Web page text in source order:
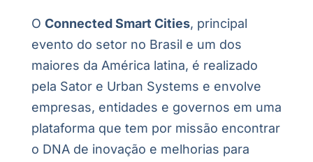
O Connected Smart Cities, principal
evento do setor no Brasil e um dos
maiores da América latina, é realizado
pela Sator e Urban Systems e envolve
empresas, entidades e governos em uma
plataforma que tem por missão encontrar
o DNA de inovação e melhorias para